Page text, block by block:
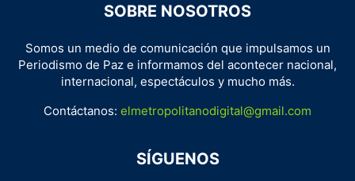
SOBRE NOSOTROS
Somos un medio de comunicación que impulsamos un
Periodismo de Paz e informamos del acontecer nacional,
internacional, espectáculos y mucho más.
Contáctanos: elmetropolitanodigital@gmail.com
SÍGUENOS